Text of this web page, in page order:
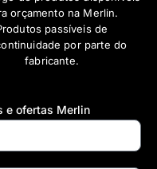
e ofertas Merlin
orçamento na Merlin.
passíveis de
por parte do
fabricante.